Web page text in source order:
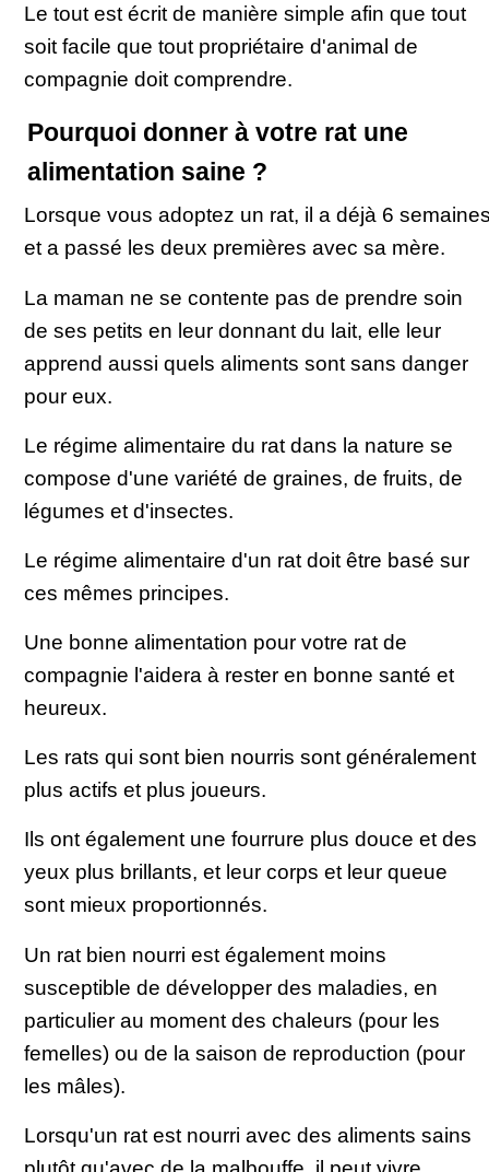
Le tout est écrit de manière simple afin que tout
soit facile que tout propriétaire d'animal de
compagnie doit comprendre.
Pourquoi donner à votre rat une
alimentation saine ?
Lorsque vous adoptez un rat, il a déjà 6
et a passé les deux premières avec sa mère.
La maman ne se contente pas de prendre soin
de ses petits en leur donnant du lait, elle leur
apprend aussi quels aliments sont sans danger
pour eux.
Le régime alimentaire du rat dans la nature se
compose d'une variété de graines, de fruits, de
légumes et d'insectes.
Le régime alimentaire d'un rat doit être basé sur
ces mêmes principes.
Une bonne alimentation pour votre rat de
compagnie l'aidera à rester en bonne santé et
heureux.
Les rats qui sont bien nourris sont généralement
plus actifs et plus joueurs.
Ils ont également une fourrure plus douce et des
yeux plus brillants, et leur corps et leur queue
sont mieux proportionnés.
Un rat bien nourri est également moins
susceptible de développer des maladies, en
particulier au moment des chaleurs (pour les
femelles) ou de la saison de reproduction (pour
les mâles).
Lorsqu'un rat est nourri avec des aliments sains